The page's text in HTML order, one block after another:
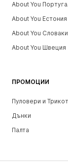
ПРОМОЦИИ
Пуловери и
Дънки
Палта
About You
About You Естония
About You
About You Швеция